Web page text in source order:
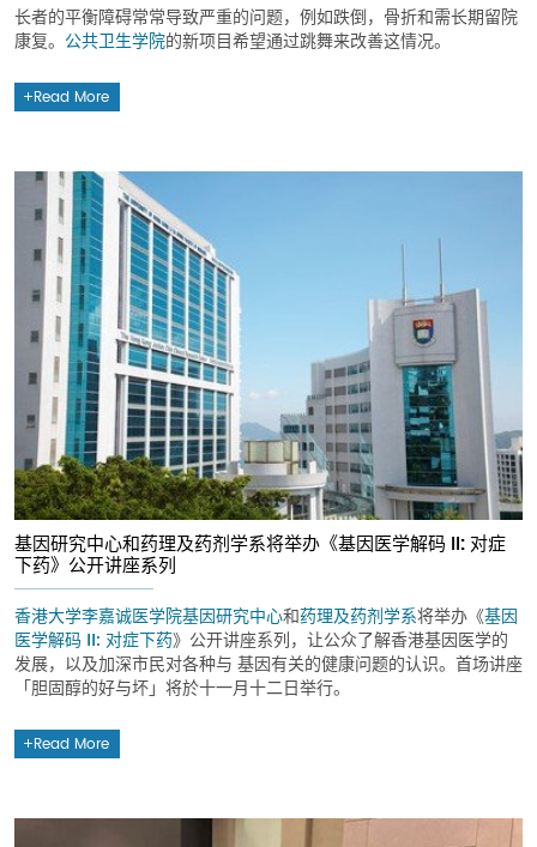
长者的平衡障碍常常导致严重的问题，例如跌倒，骨折和需长期留院
康复。 公共卫生学院的新项目希望通过跳舞来改善这情况。
Read More
基因研究中心和药理及药剂学系将举办《基因医学解码 II: 对症
下药》公开讲座系列
香港大学李嘉诚医学院基因研究中心和药理及药剂学系将举办《基因
医学解码 II: 对症下药》公开讲座系列，让公众了解香港基因医学的
发展，以及加深市民对各种与 基因有关的健康问题的认识。首场讲座
「胆固醇的好与坏」将於十一月十二日举行。
Read More